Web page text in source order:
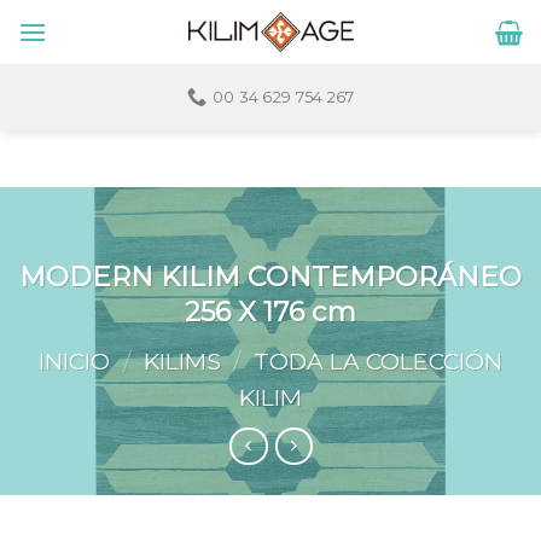
00 34 629 754 267
MODERN KILIM CONTEMPORÁNEO
256 X 176 cm
INICIO / KILIMS / TODA LA COLECCIÓN
KILIM